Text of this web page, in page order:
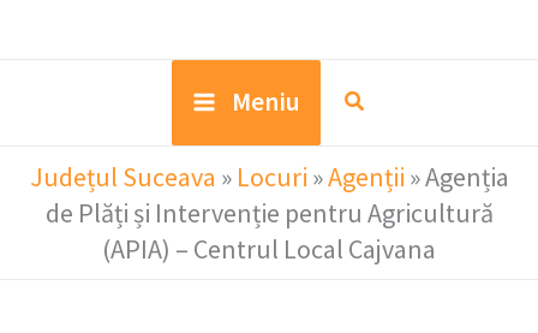
Meniu
Județul Suceava » Locuri »Agenții »Agenția
de Plăți și Intervenție pentru Agricultură
(APIA) – Centrul Local Cajvana